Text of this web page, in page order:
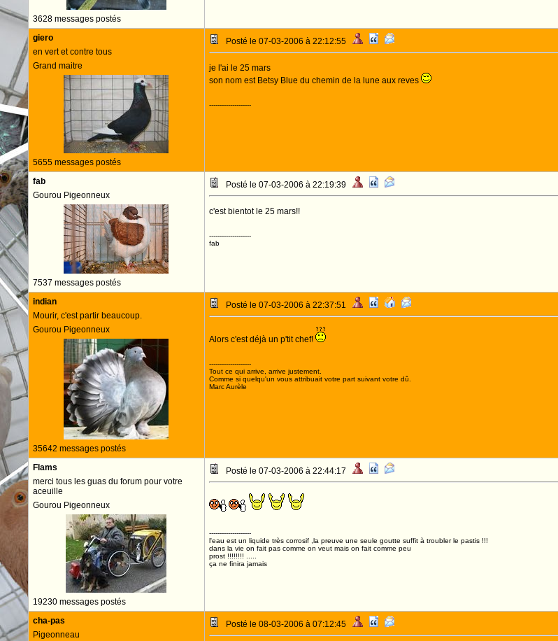
3628 messages postés
giero
en vert et contre tous
Grand maitre
5655 messages postés
Posté le 07-03-2006 à 22:12:55
je l'ai le 25 mars
son nom est Betsy Blue du chemin de la lune aux reves
--------------------
fab
Gourou Pigeonneux
7537 messages postés
Posté le 07-03-2006 à 22:19:39
c'est bientot le 25 mars!!
--------------------
fab
indian
Mourir, c'est partir beaucoup.
Gourou Pigeonneux
35642 messages postés
Posté le 07-03-2006 à 22:37:51
Alors c'est déjà un p'tit chef!
--------------------
Tout ce qui arrive, arrive justement.
Comme si quelqu'un vous attribuait votre part suivant votre dû.
Marc Aurèle
Flams
merci tous les guas du forum pour votre
aceuille
Gourou Pigeonneux
19230 messages postés
Posté le 07-03-2006 à 22:44:17
--------------------
l'eau est un liquide très corrosif ,la preuve une seule goutte suffit à troubler le pastis !!!
dans la vie on fait pas comme on veut mais on fait comme peu
prost !!!!!!!! .....
ça ne finira jamais
cha-pas
Pigeonneau
Posté le 08-03-2006 à 07:12:45